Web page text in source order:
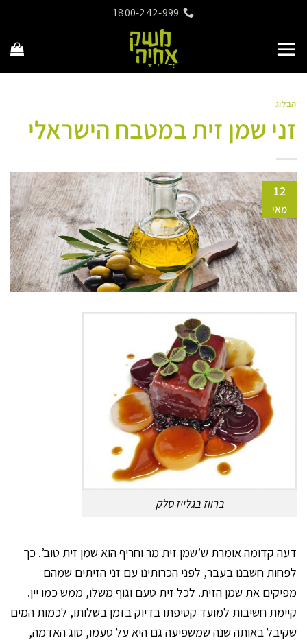
content
1800-242-999
הבלוג
זני שמן זית במטבח הישראלי
12
מאי
ברווז בגלייז סלק
דעה קדומה אומרת ש’שמן זית מר וחריף הוא שמן זית טוב’. כך
לפחות חשבנו בעבר, לפני הכרותינו עם זני הזיתים שמהם
מפיקים את שמן הזית. לכל זית טעם וגוף משלו, ממש כמו יין.
קיימת חשיבות למועד קטיפתו בדיוק בזמן בשלותו, לכמות המים
שקיבל באותה שנה שמשפיעה גם היא על טעמו, סוג האדמה,